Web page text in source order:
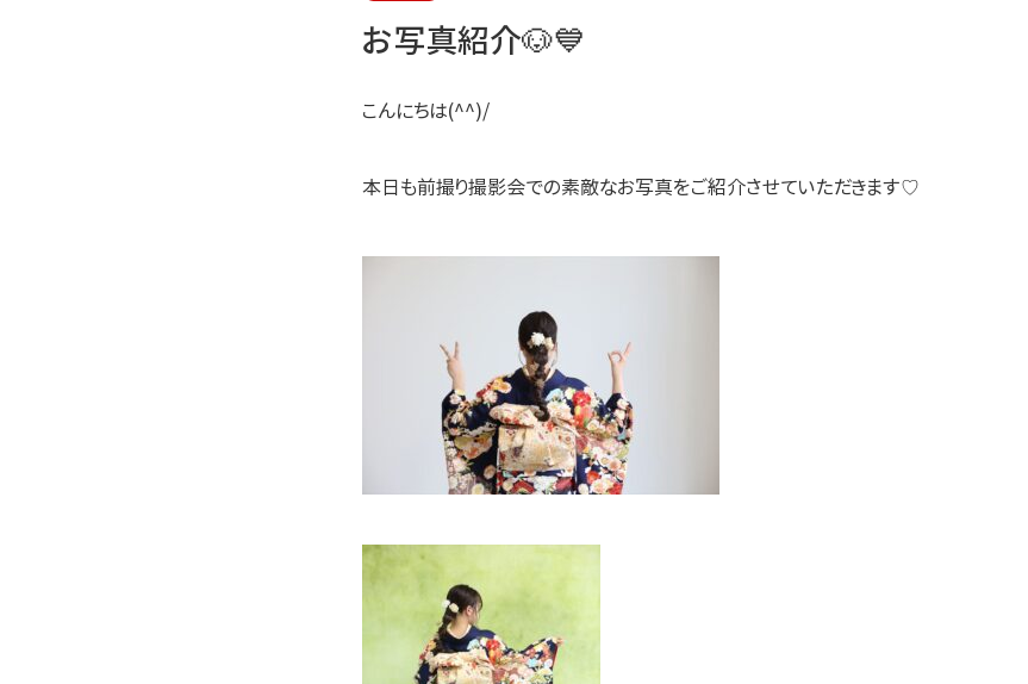
お写真紹介🐶💙
こんにちは(^^)/
本日も前撮り撮影会での素敵なお写真をご紹介させていただきます♡